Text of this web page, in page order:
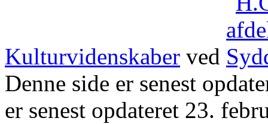
Kulturvidenskaber ved
Denne side er senest
er senest opdateret 23.